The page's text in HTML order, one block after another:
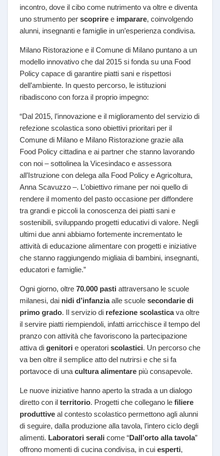
incontro, dove il cibo come nutrimento va oltre e diventa
uno strumento per scoprire e imparare, coinvolgendo
alunni, insegnanti e famiglie in un’esperienza condivisa.
Milano Ristorazione e il Comune di Milano puntano a un
modello innovativo che dal 2015 si fonda su una Food
Policy capace di garantire piatti sani e rispettosi
dell’ambiente. In questo percorso, le istituzioni
ribadiscono con forza il proprio impegno:
“Dal 2015, l’innovazione e il miglioramento del servizio di
refezione scolastica sono obiettivi prioritari per il
Comune di Milano e Milano Ristorazione grazie alla
Food Policy cittadina e ai partner che stanno lavorando
con noi – sottolinea la Vicesindaco e assessora
all’Istruzione con delega alla Food Policy e Agricoltura,
Anna Scavuzzo –. L’obiettivo rimane per noi quello di
rendere il momento del pasto occasione per diffondere
tra grandi e piccoli la conoscenza dei piatti sani e
sostenibili, sviluppando progetti educativi di valore. Negli
ultimi due anni abbiamo fortemente incrementato le
attività di educazione alimentare con progetti e iniziative
che stanno raggiungendo migliaia di bambini, insegnanti,
educatori e famiglie.”
Ogni giorno, oltre 70.000 pasti attraversano le scuole
milanesi, dai nidi d’infanziaalle scuole secondarie di
primo grado. Il servizio di refezione scolasticava oltre
il servire piatti riempiendoli, infatti arricchisce il tempo del
pranzo con attività che favoriscono la partecipazione
attiva di genitori e operatori scolastici. Un percorso che
va ben oltre il semplice atto del nutrirsi e che si fa
portavoce di una cultura alimentare più consapevole.
Le nuove iniziative hanno aperto la strada a un dialogo
diretto con il territorio. Progetti che collegano le filiere
produttive al contesto scolastico permettono agli alunni
di seguire, dalla produzione alla tavola, l’intero ciclo degli
alimenti. Laboratori serali come “Dall’orto alla tavola”
offrono momenti di cucina condivisa, in cui esperti,